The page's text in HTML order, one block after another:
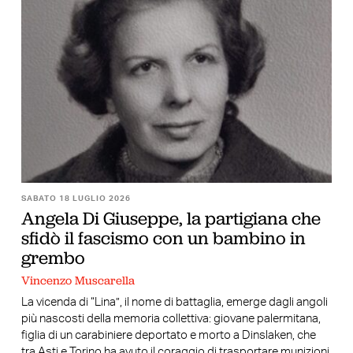
SABATO 18 LUGLIO 2026
Angela Di Giuseppe, la partigiana che
sfidò il fascismo con un bambino in
grembo
Vincenzo Muscarella
La vicenda di “Lina”, il nome di battaglia, emerge dagli angoli
più nascosti della memoria collettiva: giovane palermitana,
figlia di un carabiniere deportato e morto a Dinslaken, che